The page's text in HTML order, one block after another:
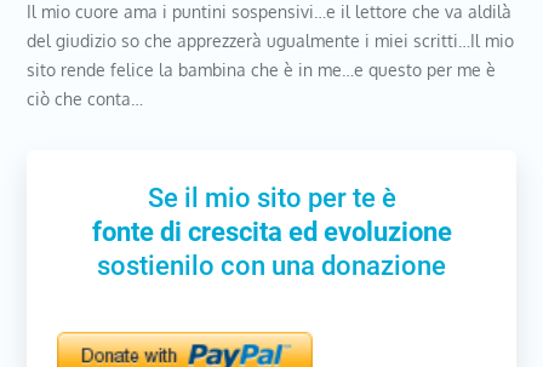
Il mio cuore ama i puntini sospensivi…e il lettore che va aldilà
del giudizio so che apprezzerà ugualmente i miei scritti…Il mio
sito rende felice la bambina che è in me…e questo per me è
ciò che conta…
Se il mio sito per te è
fonte di crescita ed evoluzione
sostienilo con una donazione